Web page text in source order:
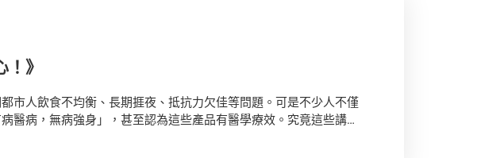
》
市人飲食不均衡、長期捱夜、抵抗力欠佳等問題。可是不少人不僅
醫病，無病強身」，甚至認為這些產品有醫學療效。究竟這些講法